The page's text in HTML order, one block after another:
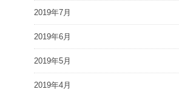
2019年7月
2019年6月
2019年5月
2019年4月